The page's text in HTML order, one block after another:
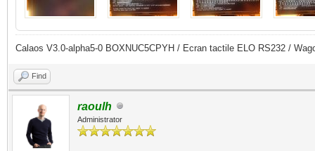
Calaos V3.0-alpha5-0 BOXNUC5CPYH / Ecran tactile ELO RS232 /
Find
raoulh
Administrator